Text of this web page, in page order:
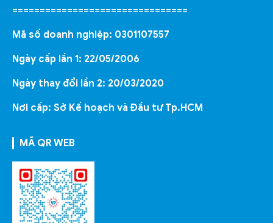
================================
Mã số doanh nghiệp: 0301107557
Ngày cấp lần 1: 22/05/2006
Ngày thay đổi lần 2: 20/03/2020
Nơi cấp: Sở Kế hoạch và Đầu tư Tp.HCM
MÃ QR WEB